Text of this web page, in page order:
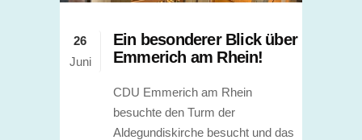
26
Juni
Ein besonderer Blick über
Emmerich am Rhein!
CDU Emmerich am Rhein
besuchte den Turm der
Aldegundiskirche besucht und das